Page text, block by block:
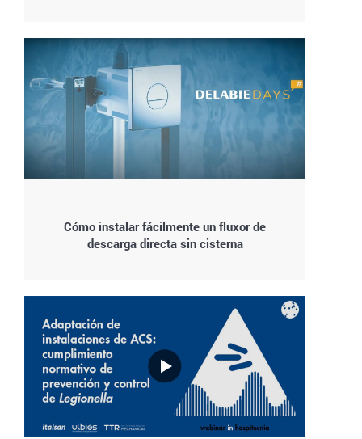
Cómo instalar fácilmente un fluxor de
descarga directa sin cisterna